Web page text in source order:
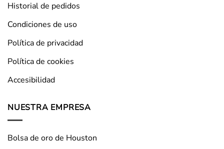
Historial de pedidos
Condiciones de uso
Política de privacidad
Política de cookies
Accesibilidad
NUESTRA EMPRESA
Bolsa de oro de Houston